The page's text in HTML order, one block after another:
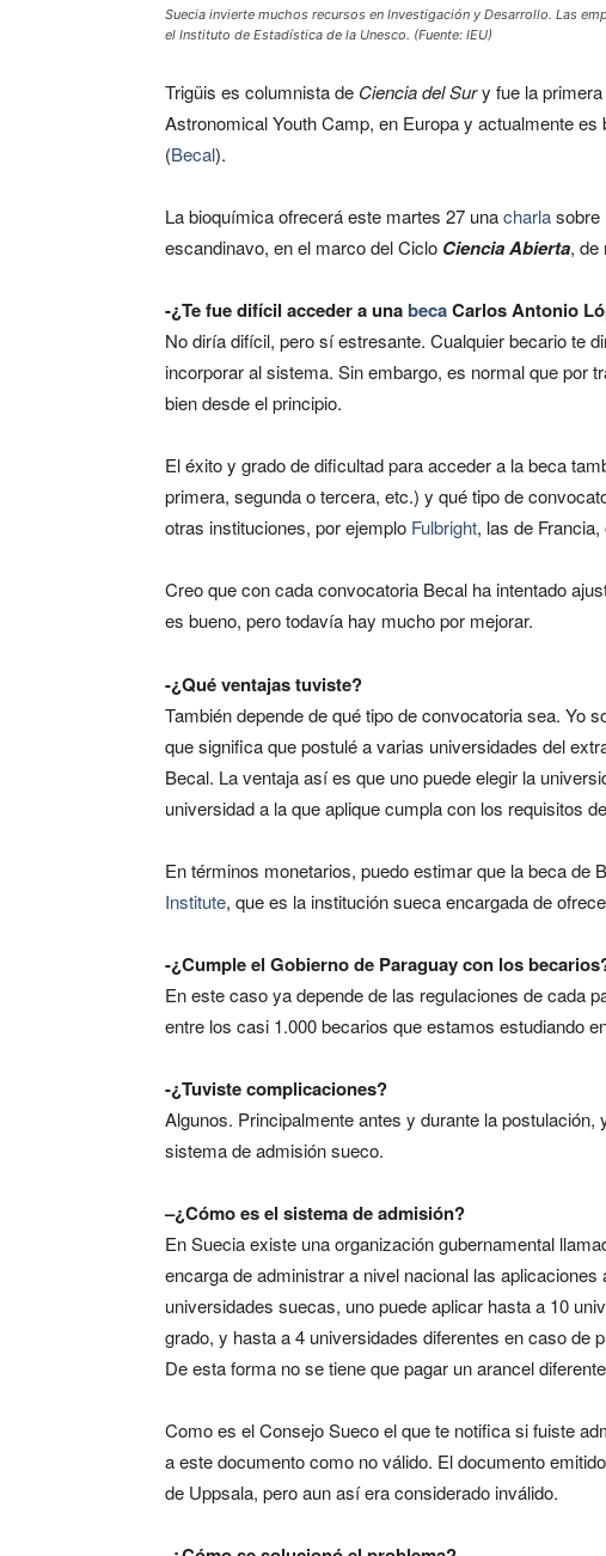
Suecia invierte muchos recursos en Investigación y Desarrollo. Las
el Instituto de Estadística de la Unesco. (Fuente: IEU)
Trigüis es columnista de Ciencia del Sury fue la primera
Astronomical Youth Camp, en Europa y actualmente
(Becal).
La bioquímica ofrecerá este martes 27 unacharlasobre
escandinavo, en el marco del Ciclo Ciencia Abierta, de
-¿Te fue difícil acceder a unabecaCarlos Antonio
No diría difícil, pero sí estresante. Cualquier becario te
incorporar al sistema. Sin embargo, es normal que por
bien desde el principio.
El éxito y grado de dificultad para acceder a la beca
primera, segunda o tercera, etc.) y qué tipo de
otras instituciones, por ejemplo Fulbright, las de
Creo que con cada convocatoria Becal ha intentado
es bueno, pero todavía hay mucho por mejorar.
-¿Qué ventajas tuviste?
También depende de qué tipo de convocatoria sea. Yo
que significa que postulé a varias universidades del
Becal. La ventaja así es que uno puede elegir la
universidad a la que aplique cumpla con los requisitos
En términos monetarios, puedo estimar que la beca de
Institute, que es la institución sueca encargada de
-¿Cumple el Gobierno de Paraguay con los
En este caso ya depende de las regulaciones de cada
entre los casi 1.000 becarios que estamos estudiando
-¿Tuviste complicaciones?
Algunos. Principalmente antes y durante la
sistema de admisión sueco.
–¿Cómo es el sistema de admisión?
En Suecia existe una organización gubernamental
encarga de administrar a nivel nacional las
universidades suecas, uno puede aplicar hasta a 10
grado, y hasta a 4 universidades diferentes en caso de
De esta forma no se tiene que pagar un arancel
Como es el Consejo Sueco el que te notifica si fuiste
a este documento como no válido. El documento
de Uppsala, pero aun así era considerado inválido.